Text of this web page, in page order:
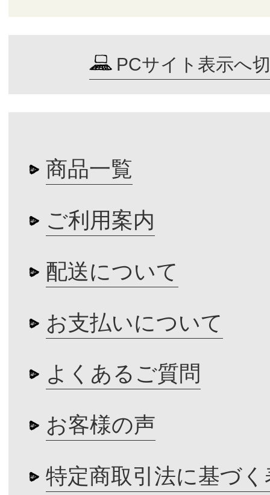
PCサイト表示へ
商品一覧
ご利用案内
配送について
お支払いについて
よくあるご質問
お客様の声
特定商取引法に基づく